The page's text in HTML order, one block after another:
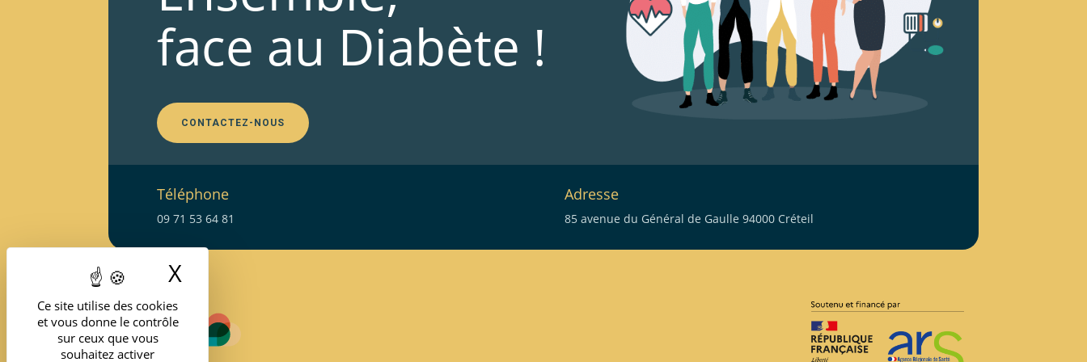
Ce site utilise des cookies
et vous donne le contrôle
sur ceux que vous
souhaitez activer
X
face au Diabète !
CONTACTEZ-NOUS
Téléphone
09 71 53 64 81
Adresse
85 avenue du Général de Gaulle 94000 Créteil